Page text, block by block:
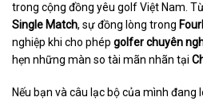
trong cộng đồng yêu golf Việt Nam.
Single Match, sự đồng lòng trong
nghiệp khi cho phép golfer chuyên
hẹn những màn so tài mãn nhãn tại
Nếu bạn và câu lạc bộ của mình đang